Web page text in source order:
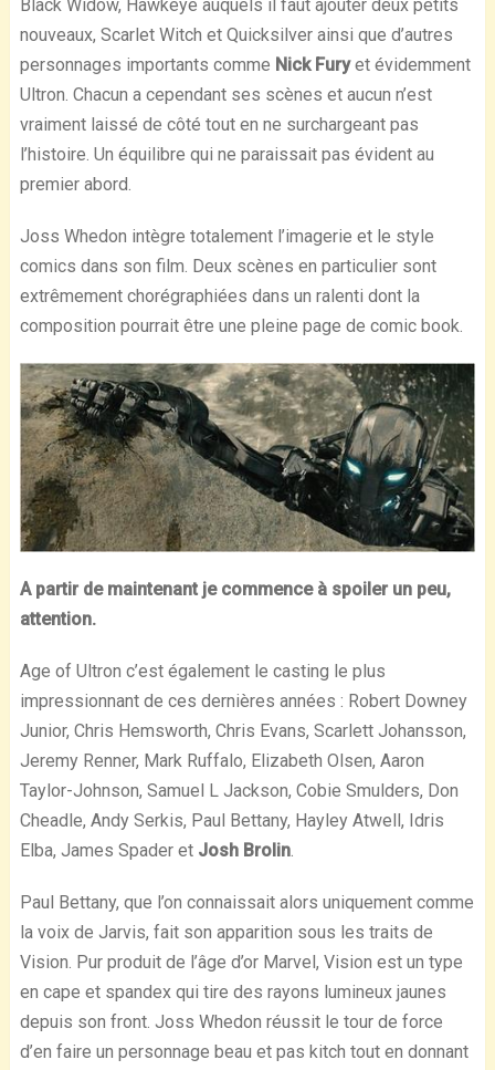
Black Widow, Hawkeye auquels il faut ajouter deux petits
nouveaux, Scarlet Witch et Quicksilver ainsi que d’autres
personnages importants comme Nick Furyet évidemment
Ultron. Chacun a cependant ses scènes et aucun n’est
vraiment laissé de côté tout en ne surchargeant pas
l’histoire. Un équilibre qui ne paraissait pas évident au
premier abord.
Joss Whedon intègre totalement l’imagerie et le style
comics dans son film. Deux scènes en particulier sont
extrêmement chorégraphiées dans un ralenti dont la
composition pourrait être une pleine page de comic book.
A partir de maintenant je commence à spoiler un peu,
attention.
Age of Ultron c’est également le casting le plus
impressionnant de ces dernières années : Robert Downey
Junior, Chris Hemsworth, Chris Evans, Scarlett Johansson,
Jeremy Renner, Mark Ruffalo, Elizabeth Olsen, Aaron
Taylor-Johnson, Samuel L Jackson, Cobie Smulders, Don
Cheadle, Andy Serkis, Paul Bettany, Hayley Atwell, Idris
Elba, James Spader et Josh Brolin.
Paul Bettany, que l’on connaissait alors uniquement comme
la voix de Jarvis, fait son apparition sous les traits de
Vision. Pur produit de l’âge d’or Marvel, Vision est un type
en cape et spandex qui tire des rayons lumineux jaunes
depuis son front. Joss Whedon réussit le tour de force
d’en faire un personnage beau et pas kitch tout en donnant